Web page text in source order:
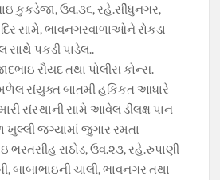
કુકડેજા, ઉવ.૩૬, રહે.સીંધુનગર,
સામે, ભાવનગરવાળાઓને રોકડા
સાથે પકડી પાડેલ..
સૈયદ તથા પોલીસ કોન્સ.
મળેલ સંયુક્ત બાતમી હકિકત આધારે
સંસ્થાની સામે આવેલ ડીલક્ષ પાન
ખુલ્લી જગ્યામાં જુગાર રમતા
રાઠોડ, ઉવ.૨૩, રહે.રુપાણી
બાબાભાઇની ચાલી, ભાવનગર તથા